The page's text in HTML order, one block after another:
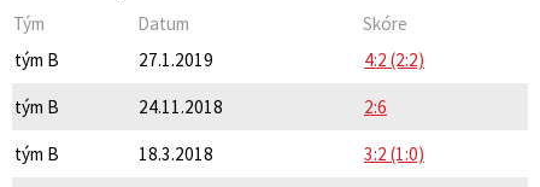
Tým Datum
Skóre
tým B
27.1.2019 4:2 (2:2)
tým B 24.11.2018 2:6
tým B 18.3.2018 3:2 (1:0)